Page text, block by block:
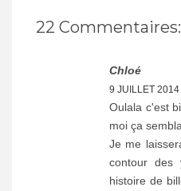
22 Commentaires:
Chloé
9 JUILLET
Oulala c'est
moi ça
Je me
contour des
histoire de